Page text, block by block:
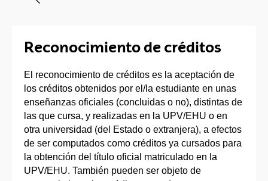
Reconocimiento de créditos
El reconocimiento de créditos es la aceptación de
los créditos obtenidos por el/la estudiante en unas
enseñanzas oficiales (concluidas o no), distintas de
las que cursa, y realizadas en la UPV/EHU o en
otra universidad (del Estado o extranjera), a efectos
de ser computados como créditos ya cursados para
la obtención del título oficial matriculado en la
UPV/EHU. También pueden ser objeto de